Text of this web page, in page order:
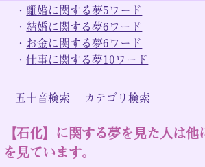
・ 離婚に関する夢5ワード
・ 結婚に関する夢6ワード
・ お金に関する夢6ワード
・仕事に関する夢10ワード
五十音検索 カテゴリ検索
【石化】に関する夢を見た人は
を見ています。